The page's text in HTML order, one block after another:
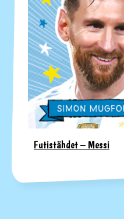
Futistähdet – Messi